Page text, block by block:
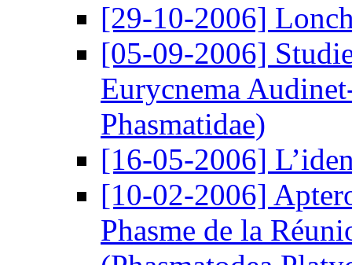
[29-10-2006]
[05-09-2006]
Eurycnema
Phasmatidae)
[16-05-2006]
[10-02-2006]
Phasme de la